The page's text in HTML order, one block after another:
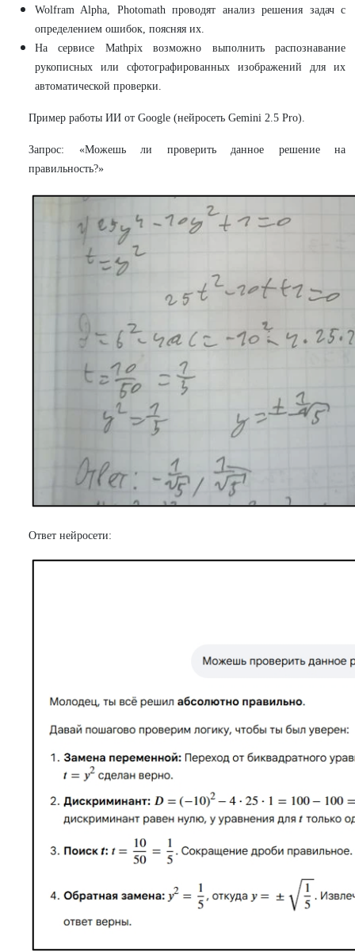
Wolfram Alpha, Photomath проводят анализ решения задач с
определением ошибок, поясняя их.
На сервисе Mathpix возможно выполнить распознавание
рукописных или сфотографированных изображений для их
автоматической проверки.
Пример работы ИИ от Google (нейросеть Gemini 2.5 Pro).
Запрос: «Можешь ли проверить данное решение на
правильность?»
Ответ нейросети: